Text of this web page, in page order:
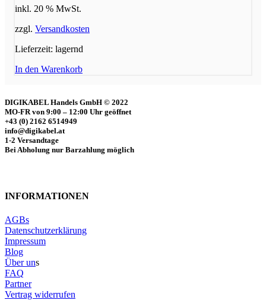
inkl. 20 % MwSt.
zzgl. Versandkosten
Lieferzeit: lagernd
In den Warenkorb
DIGIKABEL Handels GmbH © 2022
MO-FR von 9:00 – 12:00 Uhr geöffnet
+43 (0) 2162 6514949
info@digikabel.at
1-2 Versandtage
Bei Abholung nur Barzahlung möglich
INFORMATIONEN
AGBs
Datenschutzerklärung
Impressum
Blog
Über uns
FAQ
Partner
Vertrag widerrufen